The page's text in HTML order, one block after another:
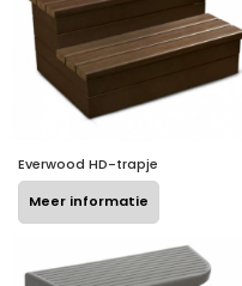
Everwood HD-trapje
Meer informatie